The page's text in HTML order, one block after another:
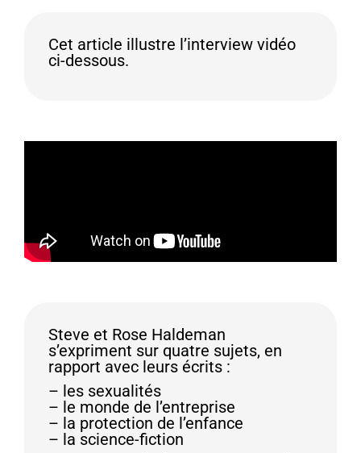
Cet article illustre l’interview vidéo
ci-dessous.
Steve et Rose Haldeman
s’expriment sur quatre sujets, en
rapport avec leurs écrits :
– les sexualités
– le monde de l’entreprise
– la protection de l’enfance
– la science-fiction